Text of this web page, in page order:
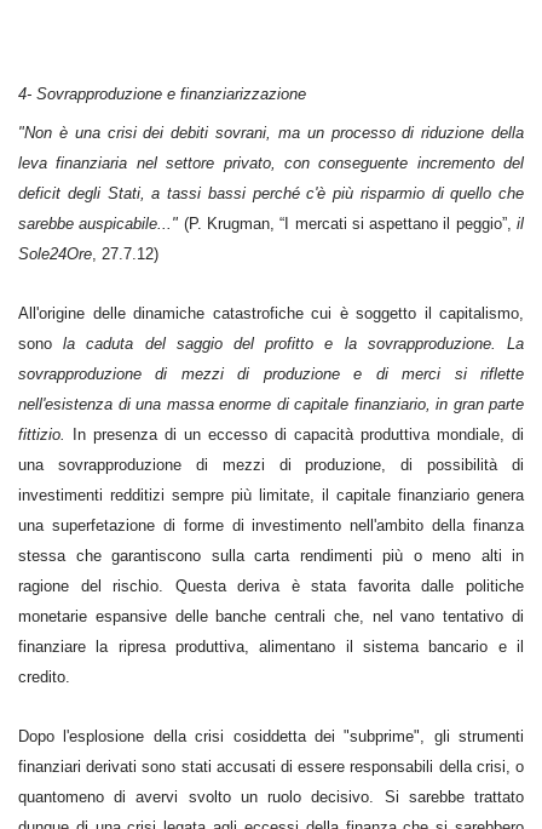
4- Sovrapproduzione e finanziarizzazione
"Non è una crisi dei debiti sovrani, ma un processo di riduzione della
leva finanziaria nel settore privato, con conseguente incremento del
deficit degli Stati, a tassi bassi perché c'è più risparmio di quello che
sarebbe auspicabile..." (P. Krugman, “I mercati si aspettano il peggio”,il
Sole24Ore, 27.7.12)
All'origine delle dinamiche catastrofiche cui è soggetto il capitalismo,
sonola caduta del saggio del profitto e la sovrapproduzione. La
sovrapproduzione di mezzi di produzione e di merci si riflette
nell'esistenza di una massa enorme di capitale finanziario, in gran parte
fittizio.
In presenza di un eccesso di capacità produttiva mondiale, di
una sovrapproduzione di mezzi di produzione, di possibilità di
investimenti redditizi sempre più limitate, il capitale finanziario genera
una superfetazione di forme di investimento nell'ambito della finanza
stessa che garantiscono sulla carta rendimenti più o meno alti in
ragione del rischio. Questa deriva è stata favorita dalle politiche
monetarie espansive delle banche centrali che, nel vano tentativo di
finanziare la ripresa produttiva, alimentano il sistema bancario e il
credito.
Dopo l'esplosione della crisi cosiddetta dei "subprime", gli strumenti
finanziari derivati sono stati accusati di essere responsabili della crisi, o
quantomeno di avervi svolto un ruolo decisivo. Si sarebbe trattato